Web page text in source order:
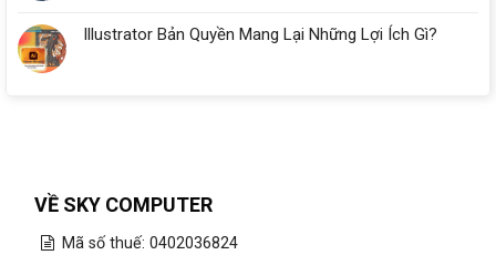
Illustrator Bản Quyền Mang Lại Những Lợi Ích Gì?
VỀ SKY COMPUTER
Mã số thuế: 0402036824